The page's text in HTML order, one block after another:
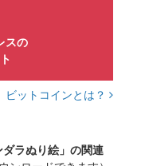
スの
ビットコインとは？
ラぬり絵」の関連